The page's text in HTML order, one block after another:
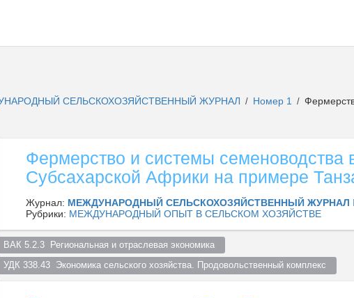
СЕЛЬСКОХОЗЯЙСТВЕННЫЙ ЖУРНАЛ / Номер 1 /
Фермерство и системы семеноводства
Субсахарской Африки на примере
Журнал: МЕЖДУНАРОДНЫЙ СЕЛЬСКОХОЗЯЙСТВЕННЫЙ ЖУРНАЛ
Рубрики: МЕЖДУНАРОДНЫЙ ОПЫТ В СЕЛЬСКОМ ХОЗЯЙСТВЕ
ВАК 5.2.3  Региональная и отраслевая экономика
УДК 338.43  Экономика сельского хозяйства. Продовольственный комплекс